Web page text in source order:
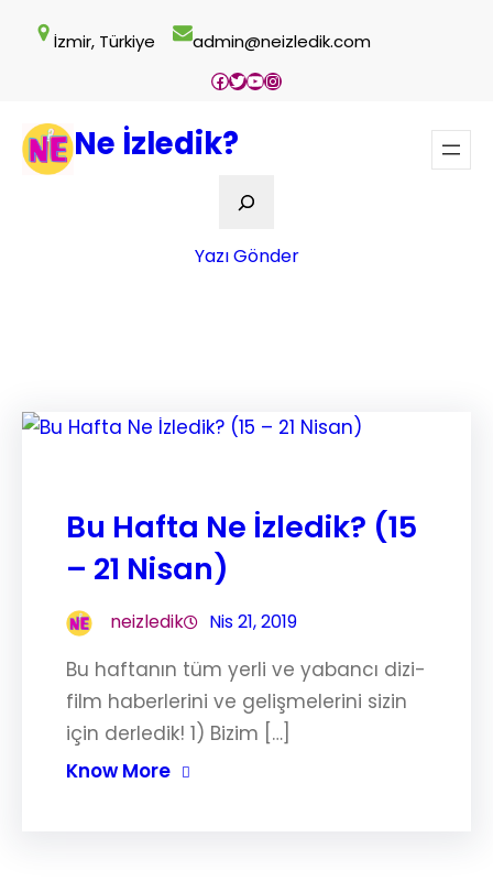
İzmir, Türkiye admin@neizledik.com
Facebook
Twitter
YouTube
Instagram
Ne İzledik?
Ara
Yazı Gönder
Bu Hafta Ne İzledik? (15
– 21 Nisan)
neizledik Nis 21, 2019
Bu haftanın tüm yerli ve yabancı dizi-
film haberlerini ve gelişmelerini sizin
için derledik! 1) Bizim […]
Know More